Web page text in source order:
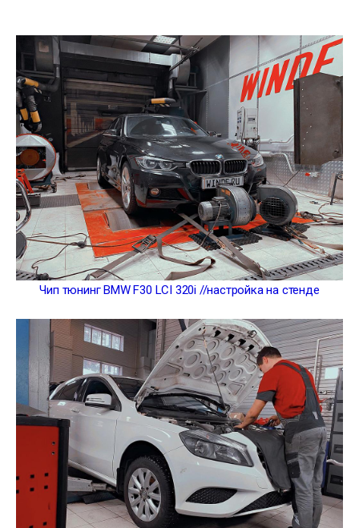
Чип тюнинг BMW F30 LCI 320i //настройка на стенде